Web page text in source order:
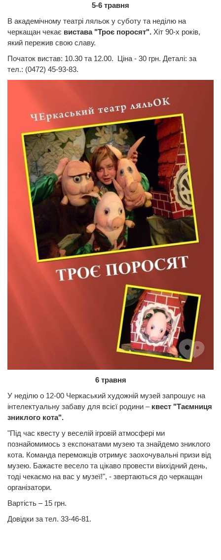
5-6 травня
В академічному театрі ляльок у суботу та неділю на
черкащан чекає вистава "Троє поросят". Хіт 90-х років,
який пережив свою славу.
Початок вистав: 10.30 та 12.00. Ціна - 30 грн. Деталі: за
тел.: (0472) 45-93-83.
6 травня
У неділю о 12-00 Черкаський художній музей запрошує на
інтелектуальну забаву для всієї родини – квест "Таємниця
зниклого кота".
"Під час квесту у веселій ігровій атмосфері ми
познайомимось з експонатами музею та знайдемо зниклого
кота. Команда переможців отримує заохочувальні призи від
музею. Бажаєте весело та цікаво провести віихідний день,
тоді чекаємо на вас у музеї!", - звертаються до черкащан
організатори.
Вартість – 15 грн.
Довідки за тел. 33-46-81.